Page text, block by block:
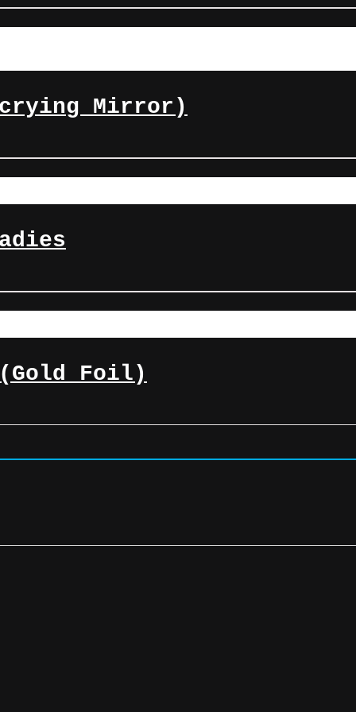
Mirror)
Foil)